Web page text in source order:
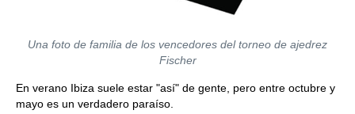
Una foto de familia de los vencedores del torneo de ajedrez
Fischer
En verano Ibiza suele estar "así" de gente, pero entre octubre y
mayo es un verdadero paraíso.